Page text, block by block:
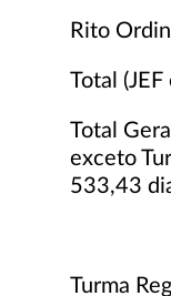
Rito
Total
Total
exceto
533,43
Turma